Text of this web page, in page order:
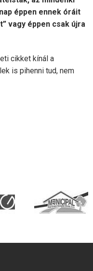
éppen ennek óráit
vagy éppen csak újra
cikket kínál a
is pihenni tud, nem